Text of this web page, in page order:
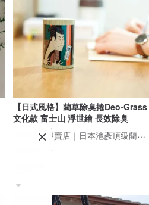
【日式風格】藺草除臭捲Deo-Grass
文化款 富士山 浮世繪 長效除臭
IKEHIKO專賣店｜日本池彥頂級藺草製品｜讓生活與自然更靠近
US$ 21.39